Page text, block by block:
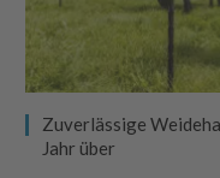
Zuverlässige
Jahr über